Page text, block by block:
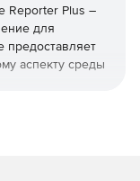
Reporter Plus –
для
предоставляет
аспекту среды